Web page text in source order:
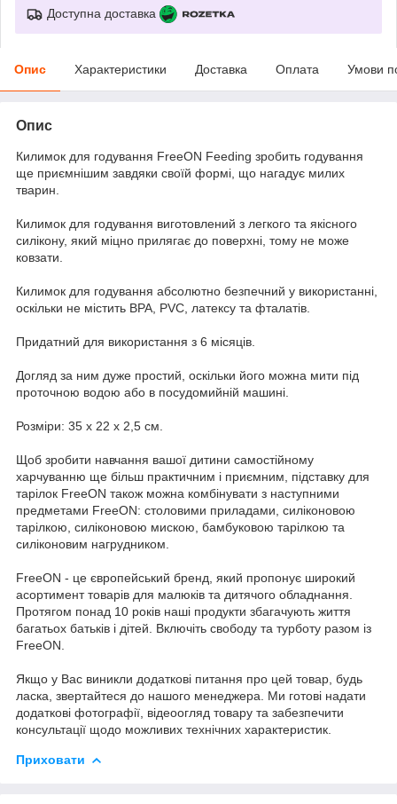
Доступна доставка
Опис Характеристики Доставка Оплата Умови
Опис
Килимок для годування FreeON Feeding зробить годування
ще приємнішим завдяки своїй формі, що нагадує милих
тварин.
Килимок для годування виготовлений з легкого та якісного
силікону, який міцно прилягає до поверхні, тому не може
ковзати.
Килимок для годування абсолютно безпечний у використанні,
оскільки не містить BPA, PVC, латексу та фталатів.
Придатний для використання з 6 місяців.
Догляд за ним дуже простий, оскільки його можна мити під
проточною водою або в посудомийній машині.
Розміри: 35 x 22 x 2,5 см.
Щоб зробити навчання вашої дитини самостійному
харчуванню ще більш практичним і приємним, підставку для
тарілок FreeON також можна комбінувати з наступними
предметами FreeON: столовими приладами, силіконовою
тарілкою, силіконовою мискою, бамбуковою тарілкою та
силіконовим нагрудником.
FreeON - це європейський бренд, який пропонує широкий
асортимент товарів для малюків та дитячого обладнання.
Протягом понад 10 років наші продукти збагачують життя
багатьох батьків і дітей. Включіть свободу та турботу разом із
FreeON.
Якщо у Вас виникли додаткові питання про цей товар, будь
ласка, звертайтеся до нашого менеджера. Ми готові надати
додаткові фотографії, відеоогляд товару та забезпечити
консультації щодо можливих технічних характеристик.
Приховати